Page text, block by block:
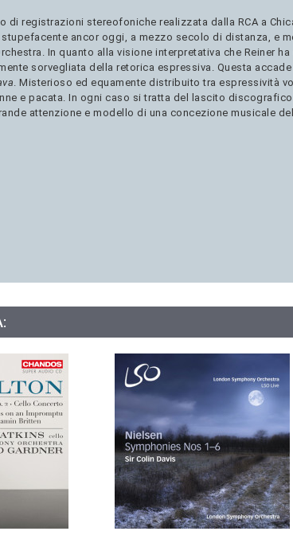
registrazioni stereofoniche realizzata dalla RCA a
ancor oggi, a mezzo secolo di distanza, e
In quanto alla visione interpretativa che Reiner
sorvegliata della retorica espressiva. Questa
. Misterioso ed equamente distribuito tra espressività
e pacata. In ogni caso si tratta del lascito
attenzione e modello di una concezione musicale